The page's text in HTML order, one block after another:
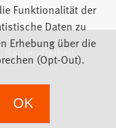
Barrierefreiheit
Funktionalität der
Daten zu
Erhebung über die
(Opt-Out).
OK